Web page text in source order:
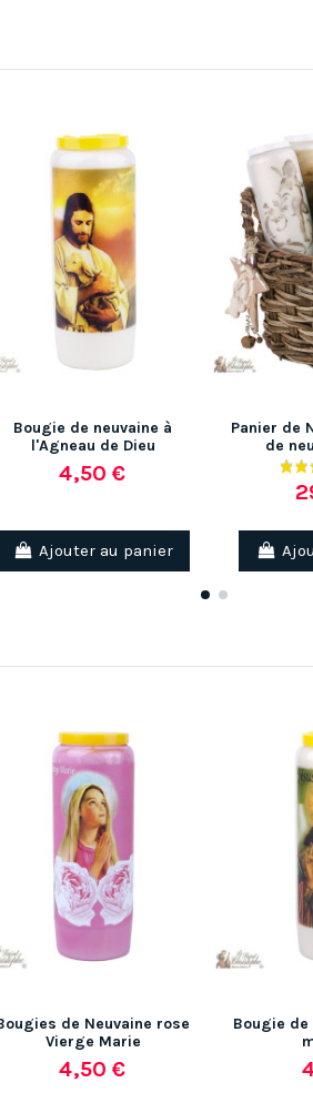
Bougie de neuvaine à
l'Agneau de Dieu
4,50 €
Ajouter au panier
Panier de
de
de Neuvaine rose
Vierge Marie
4,50 €
Bougie de